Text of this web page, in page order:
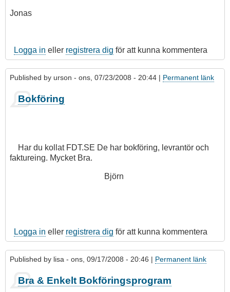
Jonas
Logga in eller registrera dig för att kunna kommentera
Published by urson - ons, 07/23/2008 - 20:44 | Permanent länk
Bokföring
Har du kollat FDT.SE De har bokföring, levrantör och
faktureing. Mycket Bra.
Björn
Logga in eller registrera dig för att kunna kommentera
Published by lisa - ons, 09/17/2008 - 20:46 | Permanent länk
Som
svar
Bra & Enkelt Bokföringsprogram